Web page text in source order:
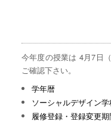
今年度の授業は 4月7日
ご確認下さい。
学年暦
ソーシャルデザイン
履修登録・登録変更期